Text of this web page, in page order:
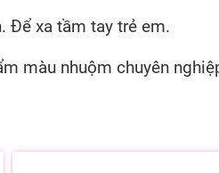
Để xa tầm tay trẻ em.
màu nhuộm chuyên